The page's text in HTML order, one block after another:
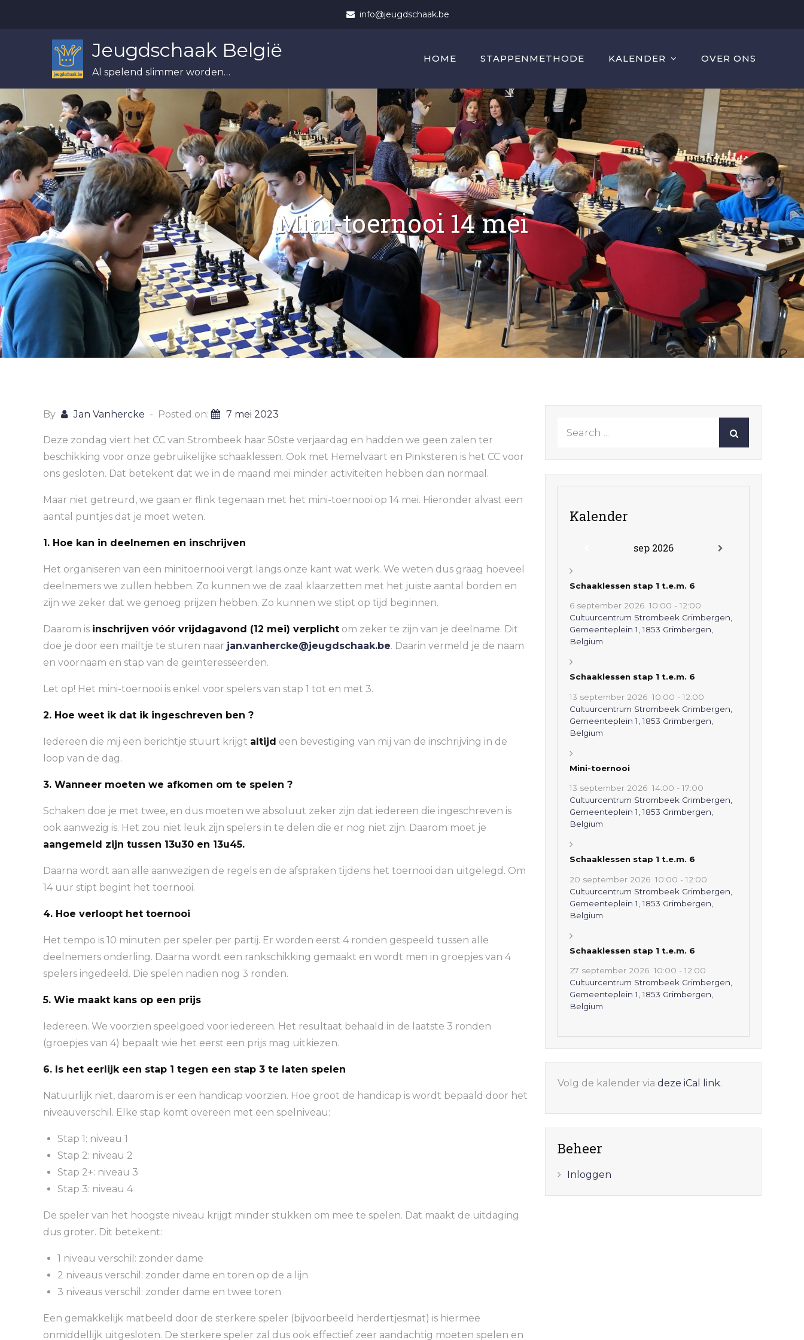
info@jeugdschaak.be
Jeugdschaak België
Al spelend slimmer worden…
HOME STAPPENMETHODE KALENDER OVER ONS
Mini-toernooi 14 mei
By Jan Vanhercke Posted on: 7 mei 2023
Deze zondag viert het CC van Strombeek haar 50ste verjaardag en hadden we geen zalen ter
beschikking voor onze gebruikelijke schaaklessen. Ook met Hemelvaart en Pinksteren is het CC voor
ons gesloten. Dat betekent dat we in de maand mei minder activiteiten hebben dan normaal.
Maar niet getreurd, we gaan er flink tegenaan met het mini-toernooi op 14 mei. Hieronder alvast een
aantal puntjes dat je moet weten.
1. Hoe kan in deelnemen en inschrijven
Het organiseren van een minitoernooi vergt langs onze kant wat werk. We weten dus graag hoeveel
deelnemers we zullen hebben. Zo kunnen we de zaal klaarzetten met het juiste aantal borden en
zijn we zeker dat we genoeg prijzen hebben. Zo kunnen we stipt op tijd beginnen.
Daarom is inschrijven vóór vrijdagavond (12 mei) verplicht om zeker te zijn van je deelname. Dit
doe je door een mailtje te sturen naar jan.vanhercke@jeugdschaak.be. Daarin vermeld je de naam
en voornaam en stap van de geïnteresseerden.
Let op! Het mini-toernooi is enkel voor spelers van stap 1 tot en met 3.
2. Hoe weet ik dat ik ingeschreven ben ?
Iedereen die mij een berichtje stuurt krijgt altijd een bevestiging van mij van de inschrijving in de
loop van de dag.
3. Wanneer moeten we afkomen om te spelen ?
Schaken doe je met twee, en dus moeten we absoluut zeker zijn dat iedereen die ingeschreven is
ook aanwezig is. Het zou niet leuk zijn spelers in te delen die er nog niet zijn. Daarom moet je
aangemeld zijn tussen 13u30 en 13u45.
Daarna wordt aan alle aanwezigen de regels en de afspraken tijdens het toernooi dan uitgelegd. Om
14 uur stipt begint het toernooi.
4. Hoe verloopt het toernooi
Het tempo is 10 minuten per speler per partij. Er worden eerst 4 ronden gespeeld tussen alle
deelnemers onderling. Daarna wordt een rankschikking gemaakt en wordt men in groepjes van 4
spelers ingedeeld. Die spelen nadien nog 3 ronden.
5. Wie maakt kans op een prijs
Iedereen. We voorzien speelgoed voor iedereen. Het resultaat behaald in de laatste 3 ronden
(groepjes van 4) bepaalt wie het eerst een prijs mag uitkiezen.
6. Is het eerlijk een stap 1 tegen een stap 3 te laten spelen
Natuurlijk niet, daarom is er een handicap voorzien. Hoe groot de handicap is wordt bepaald door het
niveauverschil. Elke stap komt overeen met een spelniveau:
Stap 1: niveau 1
Stap 2: niveau 2
Stap 2+: niveau 3
Stap 3: niveau 4
De speler van het hoogste niveau krijgt minder stukken om mee te spelen. Dat maakt de uitdaging
dus groter. Dit betekent:
1 niveau verschil: zonder dame
2 niveaus verschil: zonder dame en toren op de a lijn
3 niveaus verschil: zonder dame en twee toren
Een gemakkelijk matbeeld door de sterkere speler (bijvoorbeeld herdertjesmat) is hiermee
onmiddellijk uitgesloten. De sterkere speler zal dus ook effectief zeer aandachtig moeten spelen en
Kalender
sep 2026
Schaaklessen stap 1 t.e.m. 6
6 september 2026 10:00 - 12:00
Cultuurcentrum Strombeek Grimbergen,
Gemeenteplein 1, 1853 Grimbergen,
Belgium
Schaaklessen stap 1 t.e.m. 6
13 september 2026 10:00 - 12:00
Cultuurcentrum Strombeek Grimbergen,
Gemeenteplein 1, 1853 Grimbergen,
Belgium
Mini-toernooi
13 september 2026 14:00 - 17:00
Cultuurcentrum Strombeek Grimbergen,
Gemeenteplein 1, 1853 Grimbergen,
Belgium
Schaaklessen stap 1 t.e.m. 6
20 september 2026 10:00 - 12:00
Cultuurcentrum Strombeek Grimbergen,
Gemeenteplein 1, 1853 Grimbergen,
Belgium
Schaaklessen stap 1 t.e.m. 6
27 september 2026 10:00 - 12:00
Cultuurcentrum Strombeek Grimbergen,
Gemeenteplein 1, 1853 Grimbergen,
Belgium
Volg de kalender via deze iCal link.
Beheer
Inloggen